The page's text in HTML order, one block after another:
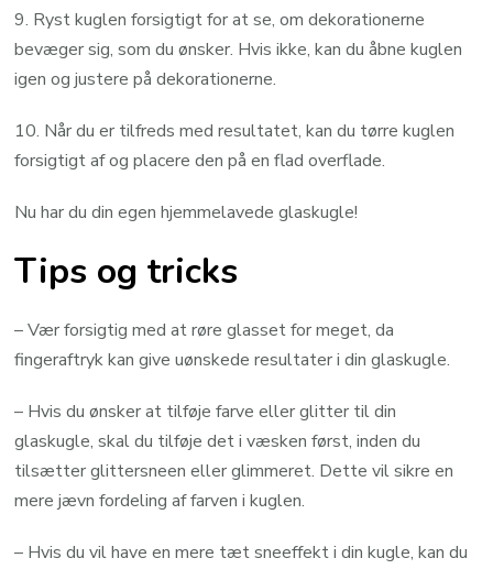
9. Ryst kuglen forsigtigt for at se, om dekorationerne
bevæger sig, som du ønsker. Hvis ikke, kan du åbne kuglen
igen og justere på dekorationerne.
10. Når du er tilfreds med resultatet, kan du tørre kuglen
forsigtigt af og placere den på en flad overflade.
Nu har du din egen hjemmelavede glaskugle!
Tips og tricks
– Vær forsigtig med at røre glasset for meget, da
fingeraftryk kan give uønskede resultater i din glaskugle.
– Hvis du ønsker at tilføje farve eller glitter til din
glaskugle, skal du tilføje det i væsken først, inden du
tilsætter glittersneen eller glimmeret. Dette vil sikre en
mere jævn fordeling af farven i kuglen.
– Hvis du vil have en mere tæt sneeffekt i din kugle, kan du